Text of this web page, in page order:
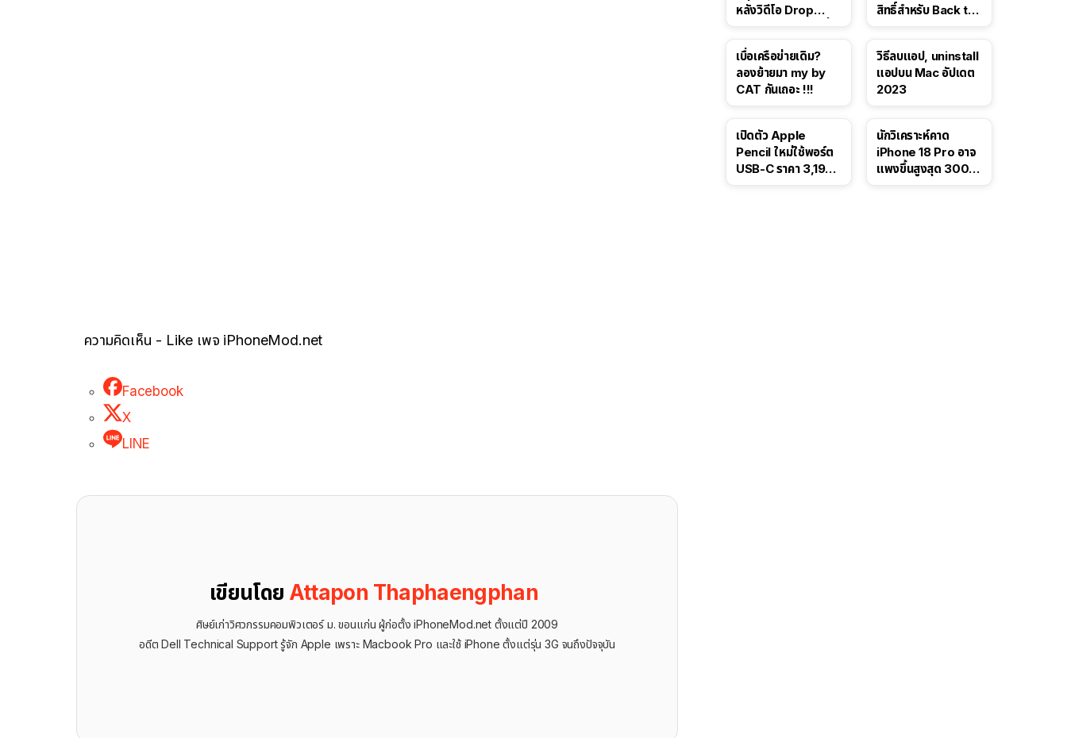
ความคิดเห็น - Like เพจ iPhoneMod.net
Facebook
X
LINE
เขียนโดย Attapon Thaphaengphan
ศิษย์เก่าวิศวกรรมคอมพิวเตอร์ ม. ขอนแก่น ผู้ก่อตั้ง iPhoneMod.net ตั้งแต่ปี 2009
อดีต Dell Technical Support รู้จัก ​Apple เพราะ Macbook Pro และใช้ iPhone ตั้งแต่รุ่น 3G จนถึงปัจจุบัน
หลังวิดีโอ Drop
สิทธิ์สำหรับ Back to
เบื่อเครือข่ายเดิม?
ลองย้ายมา my by
CAT กันเถอะ !!!
วิธีลบแอป, uninstall
แอปบน Mac อัปเดต
2023
เปิดตัว Apple
Pencil ใหม่ใช้พอร์ต
USB-C ราคา 3,190
นักวิเคราะห์คาด
iPhone 18 Pro อาจ
แพงขึ้นสูงสุด 300